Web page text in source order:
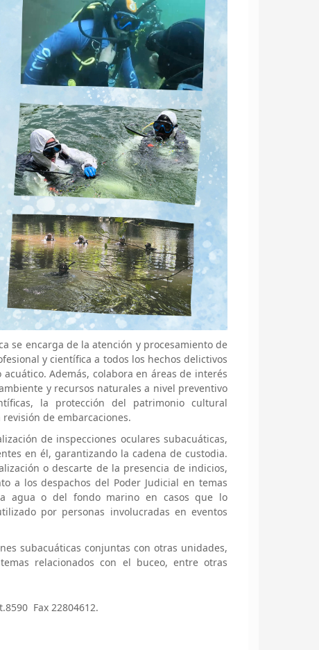
se encarga de la atención y procesamiento de
y científica a todos los hechos delictivos
Además, colabora en áreas de interés
y recursos naturales a nivel preventivo
la protección del patrimonio cultural
de embarcaciones.
de inspecciones oculares subacuáticas,
en él, garantizando la cadena de custodia.
o descarte de la presencia de indicios,
a los despachos del Poder Judicial en temas
agua o del fondo marino en casos que lo
por personas involucradas en eventos
subacuáticas conjuntas con otras unidades,
relacionados con el buceo, entre otras
Fax 22804612.